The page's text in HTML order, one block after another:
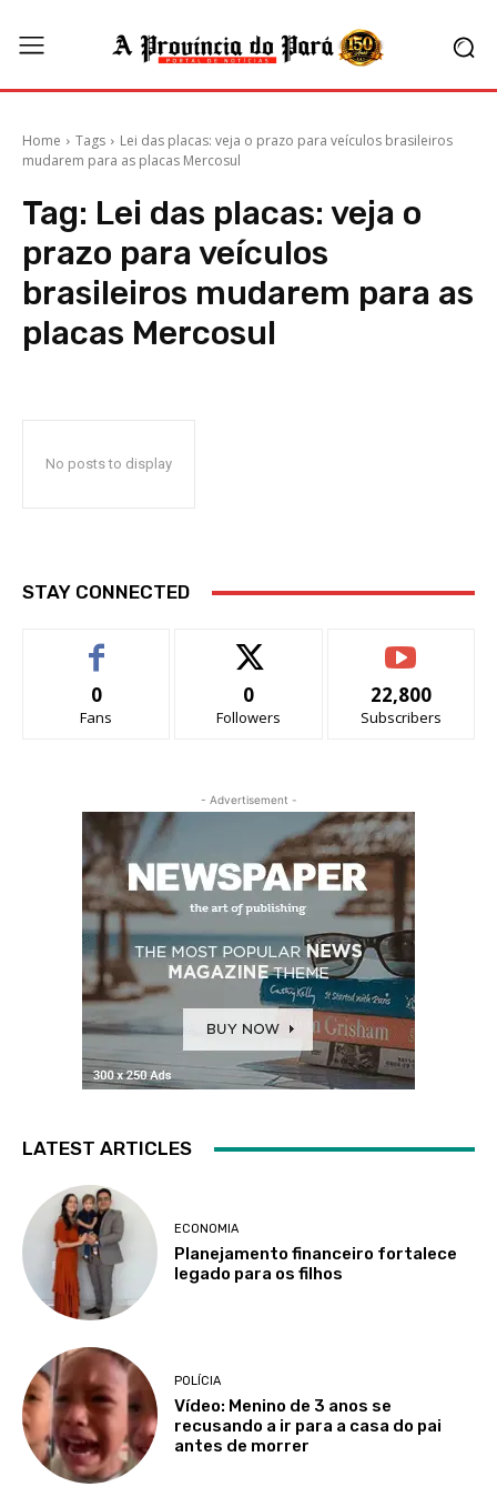
Home Tags
Lei das placas: veja o prazo para veículos brasileiros
mudarem para as placas Mercosul
Tag: Lei das placas: veja o
prazo para veículos
brasileiros mudarem para as
placas Mercosul
No posts to display
STAY CONNECTED
0
Fans
0
Followers
22,800
Subscribers
- Advertisement -
LATEST ARTICLES
ECONOMIA
Planejamento financeiro fortalece
legado para os filhos
POLÍCIA
Vídeo: Menino de 3 anos se
recusando a ir para a casa do pai
antes de morrer